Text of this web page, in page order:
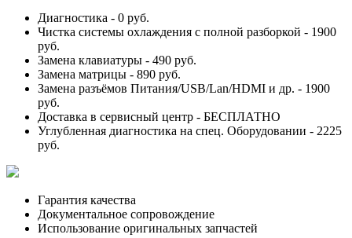
Диагностика - 0 руб.
Чистка системы охлаждения с полной разборкой - 1900
руб.
Замена клавиатуры - 490 руб.
Замена матрицы - 890 руб.
Замена разъёмов Питания/USB/Lan/HDMI и др. - 1900
руб.
Доставка в сервисный центр - БЕСПЛАТНО
Углубленная диагностика на спец. Оборудовании - 2225
руб.
Гарантия качества
Документальное сопровождение
Использование оригинальных запчастей